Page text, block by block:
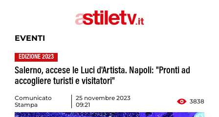
EVENTI
EDIZIONE 2023
Salerno, accese le Luci d'Artista. Napoli: "Pronti ad
accogliere turisti e visitatori"
Comunicato
Stampa
25 novembre 2023
09:21
3838